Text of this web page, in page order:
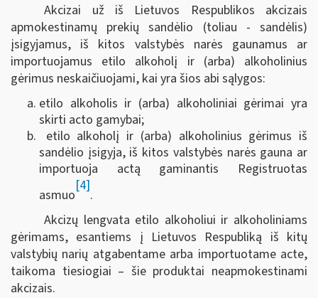
Akcizai už iš Lietuvos Respublikos akcizais
apmokestinamų prekių sandėlio (toliau - sandėlis)
įsigyjamus, iš kitos valstybės narės gaunamus ar
importuojamus etilo alkoholį ir (arba) alkoholinius
gėrimus neskaičiuojami, kai yra šios abi sąlygos:
etilo alkoholis ir (arba) alkoholiniai gėrimai yra
skirti acto gamybai;
etilo alkoholį ir (arba) alkoholinius gėrimus iš
sandėlio įsigyja, iš kitos valstybės narės gauna ar
importuoja actą gaminantis Registruotas
asmuo
[4]
.
Akcizų lengvata etilo alkoholiui ir alkoholiniams
gėrimams, esantiems į Lietuvos Respubliką iš kitų
valstybių narių atgabentame arba importuotame acte,
taikoma tiesiogiai – šie produktai neapmokestinami
akcizais.